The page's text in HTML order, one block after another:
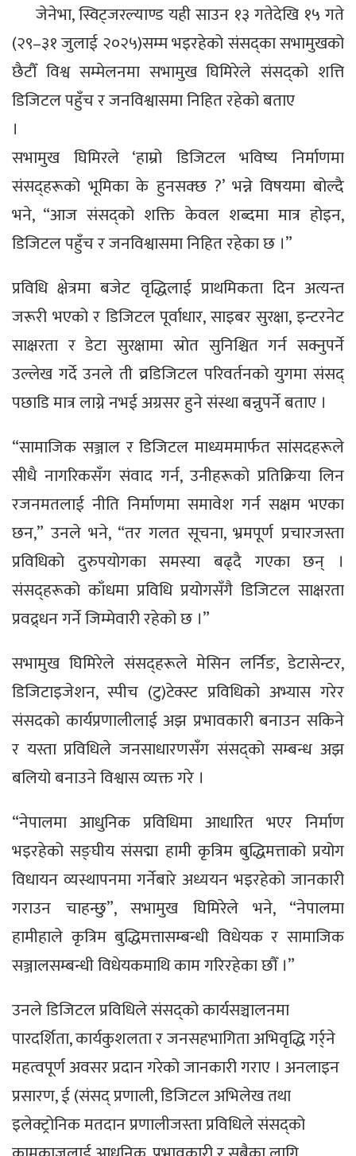
जेनेभा, स्विट्जरल्याण्ड यही साउन १३ गतेदेखि १५ गते
(२९–३१ जुलाई २०२५)सम्म भइरहेको संसद्का सभामुखको
छैटौँ विश्व सम्मेलनमा सभामुख घिमिरेले संसद्को शत्ति
डिजिटल पहुँच र जनविश्वासमा निहित रहेको बताए
।
सभामुख घिमिरले ‘हाम्रो डिजिटल भविष्य निर्माणमा
संसद्हरूको भूमिका के हुनसक्छ ?’ भन्ने विषयमा बोल्दै
भने, “आज संसद्को शक्ति केवल शब्दमा मात्र होइन,
डिजिटल पहुँच र जनविश्वासमा निहित रहेका छ ।”
प्रविधि क्षेत्रमा बजेट वृद्धिलाई प्राथमिकता दिन अत्यन्त
जरूरी भएको र डिजिटल पूर्वाधार, साइबर सुरक्षा, इन्टरनेट
साक्षरता र डेटा सुरक्षामा स्रोत सुनिश्चित गर्न सक्नुपर्ने
उल्लेख गर्दे उनले ती व्रडिजिटल परिवर्तनको युगमा संसद्
पछाडि मात्र लाग्ने नभई अग्रसर हुने संस्था बन्नुपर्ने बताए ।
“सामाजिक सञ्जाल र डिजिटल माध्यममार्फत सांसदहरूले
सीधै नागरिकसँग संवाद गर्न, उनीहरूको प्रतिक्रिया लिन
रजनमतलाई नीति निर्माणमा समावेश गर्न सक्षम भएका
छन,” उनले भने, “तर गलत सूचना, भ्रमपूर्ण प्रचारजस्ता
प्रविधिको दुरुपयोगका समस्या बढ्दै गएका छन् ।
संसद्हरूको काँधमा प्रविधि प्रयोगसँगै डिजिटल साक्षरता
प्रवद्र्धन गर्ने जिम्मेवारी रहेको छ ।”
सभामुख घिमिरेले संसद्हरूले मेसिन लर्निङ, डेटासेन्टर,
डिजिटाइजेशन, स्पीच (टु)टेक्स्ट प्रविधिको अभ्यास गरेर
संसदको कार्यप्रणालीलाई अझ प्रभावकारी बनाउन सकिने
र यस्ता प्रविधिले जनसाधारणसँग संसद्को सम्बन्ध अझ
बलियो बनाउने विश्वास व्यक्त गरे ।
“नेपालमा आधुनिक प्रविधिमा आधारित भएर निर्माण
भइरहेको सङ्घीय संसद्मा हामी कृत्रिम बुद्धिमत्ताको प्रयोग
विधायन व्यस्थापनमा गर्नेबारे अध्ययन भइरहेको जानकारी
गराउन चाहन्छु”, सभामुख घिमिरेले भने, “नेपालमा
हामीहाले कृत्रिम बुद्धिमत्तासम्बन्धी विधेयक र सामाजिक
सञ्जालसम्बन्धी विधेयकमाथि काम गरिरहेका छौँ ।”
उनले डिजिटल प्रविधिले संसद्को कार्यसञ्चालनमा
पारदर्शिता, कार्यकुशलता र जनसहभागिता अभिवृद्धि गर्र्ने
महत्वपूर्ण अवसर प्रदान गरेको जानकारी गराए । अनलाइन
प्रसारण, ई (संसद् प्रणाली, डिजिटल अभिलेख तथा
इलेक्ट्रोनिक मतदान प्रणालीजस्ता प्रविधिले संसद्को